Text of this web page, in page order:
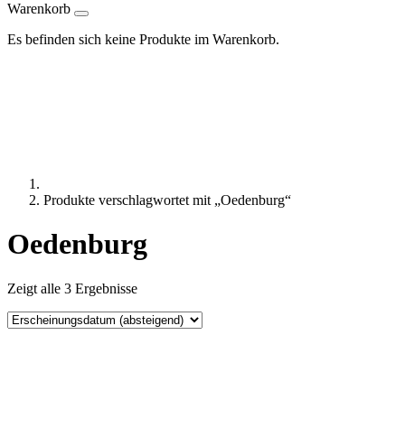
Warenkorb
Es befinden sich keine Produkte im Warenkorb.
Produkte verschlagwortet mit „Oedenburg“
Oedenburg
Zeigt alle 3 Ergebnisse